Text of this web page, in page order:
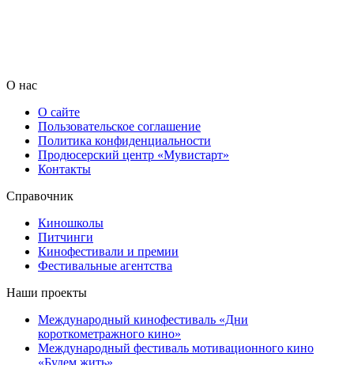
О нас
О сайте
Пользовательское соглашение
Политика конфиденциальности
Продюсерский центр «Мувистарт»
Контакты
Справочник
Киношколы
Питчинги
Кинофестивали и премии
Фестивальные агентства
Наши проекты
Международный кинофестиваль «Дни
короткометражного кино»
Международный фестиваль мотивационного кино
«Будем жить»